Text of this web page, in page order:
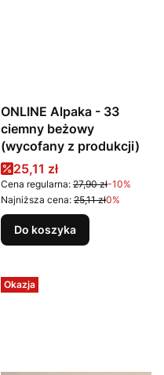
ONLINE Alpaka - 33
ciemny beżowy
(wycofany z produkcji)
Cena promocyjna
25,11 zł
Cena regularna: 27,90 zł-10%
Najniższa cena: 25,11 zł0%
Do koszyka
Okazja